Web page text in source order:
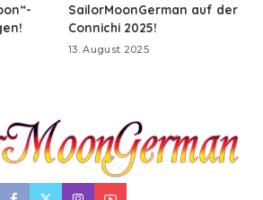
SailorMoonGerman auf der
Connichi 2025!
13. August 2025